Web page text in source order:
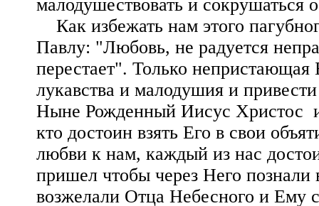
малодушествовать и сокрушаться
Как избежать нам этого
Павлу: "Любовь, не радуется
перестает". Только
лукавства и малодушия и
Ныне Рожденный Иисус Христос
кто достоин взять Его в свои
любви к нам, каждый из нас
пришел чтобы через Него
возжелали Отца Небесного и Ему